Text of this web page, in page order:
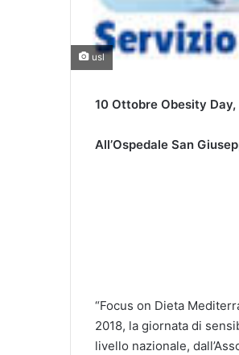
usl
10 Ottobre Obesity
All’Ospedale San
“Focus on Dieta
2018, la giornata di
livello nazionale,